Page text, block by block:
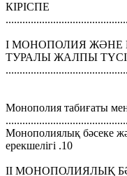
КIРIСПЕ
I МОНОПОЛИЯ ЖӘНЕ
ТУРАЛЫ ЖАЛПЫ
Монополия табиғаты
Монополиялық бәсеке
ерекшелiгi .10
II МОНОПОЛИЯЛЫҚ